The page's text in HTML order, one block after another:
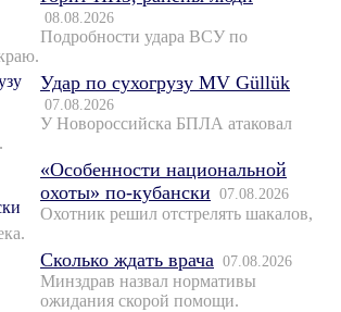
08.08.2026
Подробности удара ВСУ по
Удар по сухогрузу MV Güllük
07.08.2026
У Новороссийска БПЛА атаковал
«Особенности национальной
охоты» по-кубански 07.08.2026
Охотник решил отстрелять шакалов,
Сколько ждать врача 07.08.2026
Минздрав назвал нормативы
ожидания скорой помощи.